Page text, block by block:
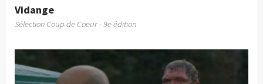
Vidange
Sélection Coup de Coeur - 9e édition